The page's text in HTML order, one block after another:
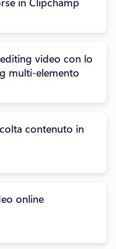
video con lo
multi-elemento
contenuto in
online